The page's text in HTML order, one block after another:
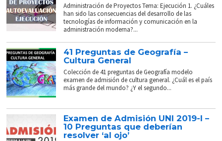
Administración de Proyectos Tema: Ejecución 1. ¿Cuáles
han sido las consecuencias del desarrollo de las
tecnologías de información y comunicación en la
administración moderna?...
41 Preguntas de Geografía –
Cultura General
Colección de 41 preguntas de Geografía modelo
examen de admisión de cultura general. ¿Cuál es el país
más grande del mundo? ¿Y el segundo...
Examen de Admisión UNI 2019-I –
10 Preguntas que deberían
resolver ‘al ojo’